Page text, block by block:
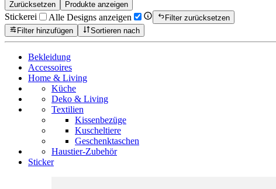
Zurücksetzen Produkte anzeigen
Stickerei Alle Designs anzeigen
Filter zurücksetzen
Filter hinzufügen
Sortieren nach
Bekleidung
Accessoires
Home & Living
Küche
Deko & Living
Textilien
Kissenbezüge
Kuscheltiere
Geschenktaschen
Haustier-Zubehör
Sticker